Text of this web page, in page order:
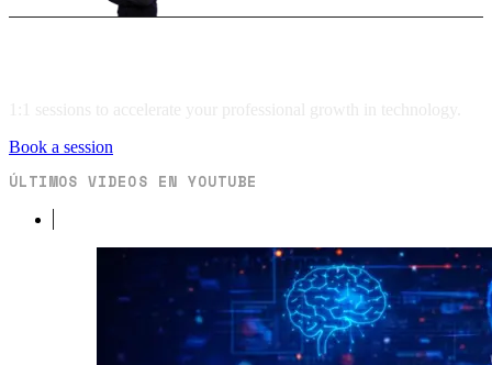
Book a session
ÚLTIMOS VIDEOS EN YOUTUBE